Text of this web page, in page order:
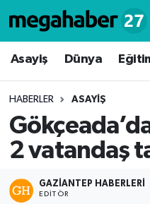
Asayiş Dünya
HABERLER ASAYIŞ
2 vatandaş
GAZIANTEP HABERLERI
EDITÖR
Hava Durumu
Süper Lig Puan
Tüm Manşetler
Son Dakika Haberleri